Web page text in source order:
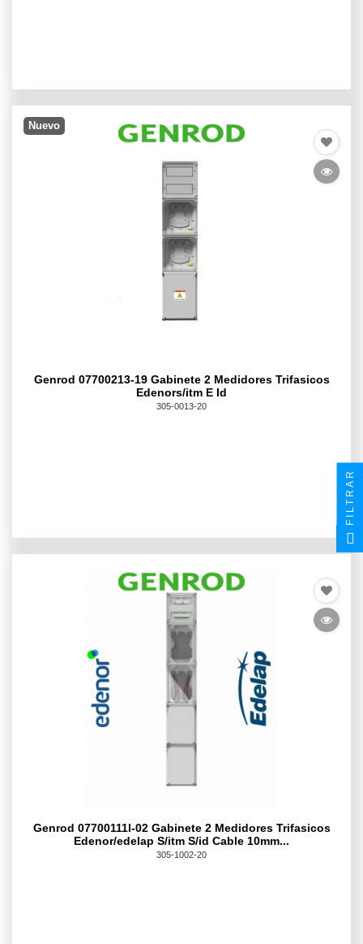
Nuevo
Genrod 07700213-19 Gabinete 2 Medidores Trifasicos
Edenors/itm E Id
305-0013-20
Genrod 07700111l-02 Gabinete 2 Medidores Trifasicos
Edenor/edelap S/itm S/id Cable 10mm...
305-1002-20
FILTRAR